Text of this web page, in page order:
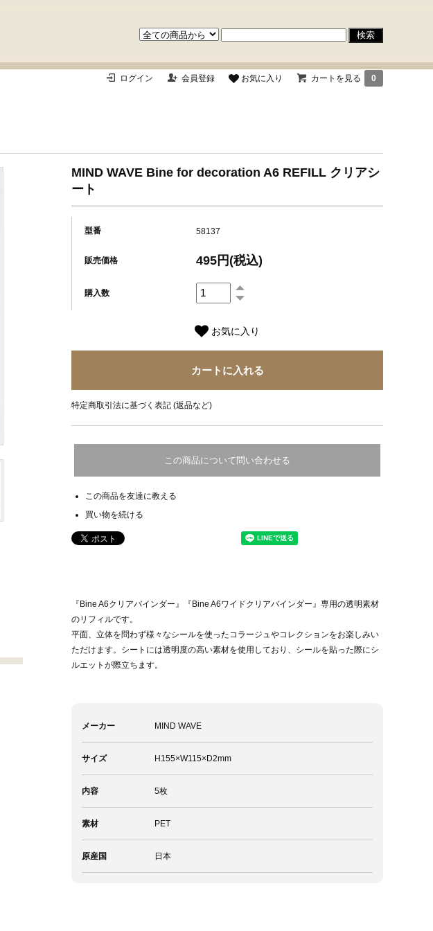
ログイン 会員登録 お気に入り カートを見る 0
MIND WAVE Bine for decoration A6 REFILL クリアシ
ート
型番 58137
販売価格 495円(税込)
購入数
お気に入り
特定商取引法に基づく表記 (返品など)
この商品について問い合わせる
この商品を友達に教える
買い物を続ける
『Bine A6クリアバインダー』『Bine A6ワイドクリアバインダー』専用の透明素材
のリフィルです。
平面、立体を問わず様々なシールを使ったコラージュやコレクションをお楽しみい
ただけます。シートには透明度の高い素材を使用しており、シールを貼った際にシ
ルエットが際立ちます。
メーカー MIND WAVE
サイズ H155×W115×D2mm
内容 5枚
素材 PET
原産国 日本